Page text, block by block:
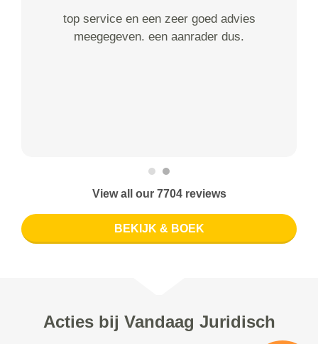
top service en een zeer goed advies
meegegeven. een aanrader dus.
View all our 7704 reviews
BEKIJK & BOEK
Acties bij Vandaag Juridisch